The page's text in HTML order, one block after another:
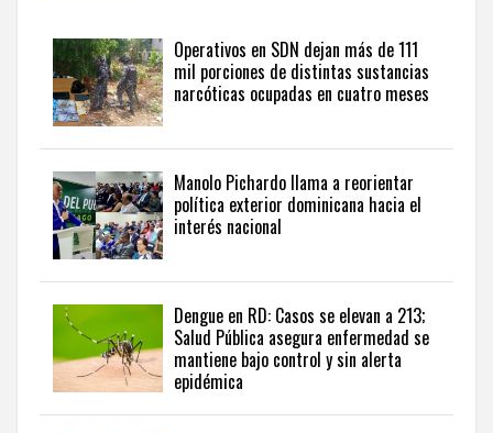
seguir
actualidad
del
país
desde
una
perspectiva
internacional,
visite
the
latest
news
the
Dominican
Operativos en SDN dejan más de 111
mil porciones de distintas sustancias
narcóticas ocupadas en cuatro meses
Manolo Pichardo llama a reorientar
política exterior dominicana hacia el
interés nacional
Dengue en RD: Casos se elevan a 213;
Salud Pública asegura enfermedad se
mantiene bajo control y sin alerta
epidémica